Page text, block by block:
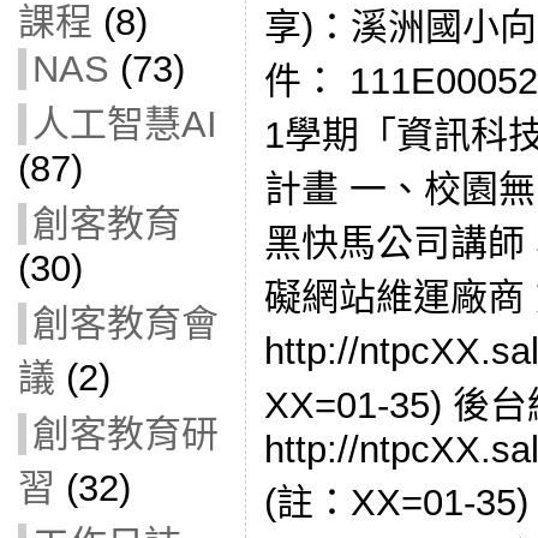
課程 (8)
NAS (73)
人工智慧AI
(87)
創客教育
(30)
創客教育會
議 (2)
創客教育研
習 (32)
享)：溪洲國小
件：
1學期「資訊科
計畫 一、校園
黑快馬公司講
礙網站維運廠
http://
XX=01-35) 後
http://
(註：XX=01-